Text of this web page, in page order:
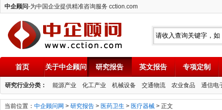
中企顾问-为中国企业提供精准咨询服务 cction.com
中企顾问
首页 关于中企顾问 研究报告 英文报告 专项定制
研究行业分类： 能源产业 化工产业 机械设备 交通物流 农业食品 通信电
当前位置： 中企顾问网 > 研究报告 > 医药卫生 > 医疗器械 > 正文